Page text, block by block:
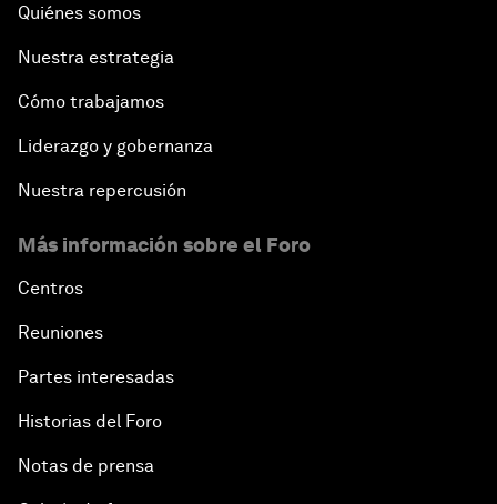
Asia Security Outlook
Rethinking Economic Growth
Global Statesmanship Award
Accelerating ASEAN Strategic Infrastructure
Quiénes somos
Nuestra estrategia
Cómo trabajamos
Liderazgo y gobernanza
Nuestra repercusión
Más información sobre el Foro
Centros
Reuniones
Partes interesadas
Historias del Foro
Notas de prensa